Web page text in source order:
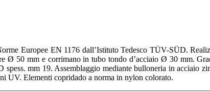
Europee EN 1176 dall’Istituto Tedesco TÜV-SÜD.
Ø 50 mm e corrimano in tubo tondo d’acciaio Ø 30 mm.
spess. mm 19. Assemblaggio mediante bulloneria in acciaio
UV. Elementi copridado a norma in nylon colorato.